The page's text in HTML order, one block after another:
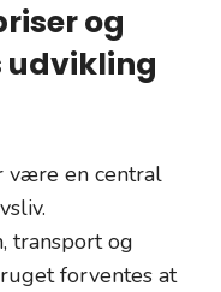
og
udvikling
være en central
transport og
forventes at